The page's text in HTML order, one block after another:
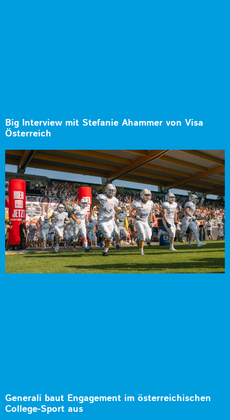
Big Interview mit Stefanie Ahammer von Visa
Österreich
Generali baut Engagement im österreichischen
College-Sport aus